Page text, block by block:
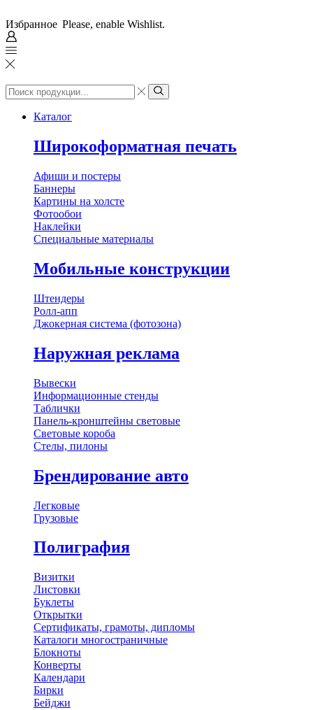
Избранное Please, enable Wishlist.
Search
input
Search
Каталог
Широкоформатная печать
Афиши и постеры
Баннеры
Картины на холсте
Фотообои
Наклейки
Специальные материалы
Мобильные конструкции
Штендеры
Ролл-апп
Джокерная система (фотозона)
Наружная реклама
Вывески
Информационные стенды
Таблички
Панель-кронштейны световые
Световые короба
Стелы, пилоны
Брендирование авто
Легковые
Грузовые
Полиграфия
Визитки
Листовки
Буклеты
Открытки
Сертификаты, грамоты, дипломы
Каталоги многостраничные
Блокноты
Конверты
Календари
Бирки
Бейджи